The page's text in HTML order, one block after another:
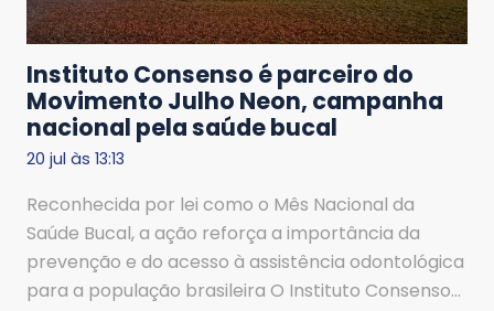
Instituto Consenso é parceiro do
Movimento Julho Neon, campanha
nacional pela saúde bucal
20 jul às 13:13
Reconhecida por lei como o Mês Nacional da
Saúde Bucal, a ação reforça a importância da
prevenção e do acesso à assistência odontológica
para a população brasileira O Instituto Consenso…